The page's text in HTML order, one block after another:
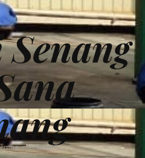
informasi